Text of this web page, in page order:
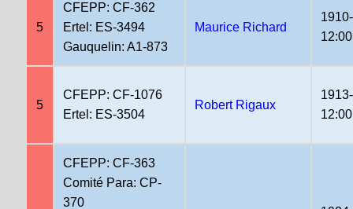
5
CFEPP: CF-362
Ertel: ES-3494
Gauquelin: A1-873
Maurice Richard
12:00
5
CFEPP: CF-1076
Ertel: ES-3504
Robert Rigaux
12:00
CFEPP: CF-363
Comité Para: CP-
370